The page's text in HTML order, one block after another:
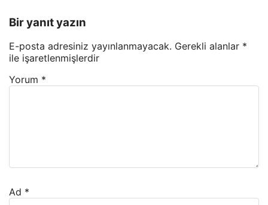
Bir yanıt yazın
E-posta adresiniz yayınlanmayacak. Gerekli alanlar *
ile işaretlenmişlerdir
Yorum *
Ad *